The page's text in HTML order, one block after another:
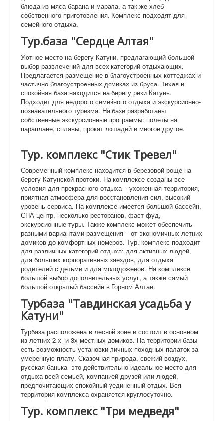
блюда из мяса барана и марала, а так же хлеб
собственного приготовления. Комплекс подходят для
семейного отдыха.
Тур.база "Сердце Алтая"
Уютное место на берегу Катуни, предлагающий большой
выбор развлечений для всех категорий отдыхающих.
Предлагается размещение в благоустроенных коттеджах и
частично благоустроенных домиках из бруса. Тихая и
спокойная база находится на берегу реки Катунь.
Подходит для недорого семейного отдыха и экскурсионно-
познавательного туризма. На базе разработаны
собственные экскурсионные программы: полеты на
параплане, сплавы, прокат лошадей и многое другое.
Тур. комплекс "Стик Тревел"
Современный комплекс находится в березовой роще на
берегу Катунской протоки. На комплексе созданы все
условия для прекрасного отдыха – ухоженная территория,
приятная атмосфера для восстановления сил, высокий
уровень сервиса. На комплексе имеется большой бассейн,
СПА-центр, несколько ресторанов, фаст-фуд,
экскурсионные туры. Также комплекс может обеспечить
разными вариантами размещения – от экономичных летних
домиков до комфортных номеров. Тур. комплекс подходит
для различных категорий отдыха: для активных людей,
для больших корпоративных заездов, для отдыха
родителей с детьми и для молодоженов. На комплексе
большой выбор дополнительных услуг, а также самый
большой открытый бассейн в Горном Алтае.
Турбаза "Тавдинская усадьба у
Катуни"
Турбаза расположена в лесной зоне и состоит в основном
из летних 2-х- и 3х-местных домиков. На территории базы
есть возможность установки личных походных палаток за
умеренную плату. Сказочная природа, свежий воздух,
русская банька- это действительно идеальное место для
отдыха всей семьей, компанией друзей или людей,
предпочитающих спокойный уединенный отдых. Вся
территория комплекса охраняется круглосуточно.
Тур. комплекс "Три медведя"